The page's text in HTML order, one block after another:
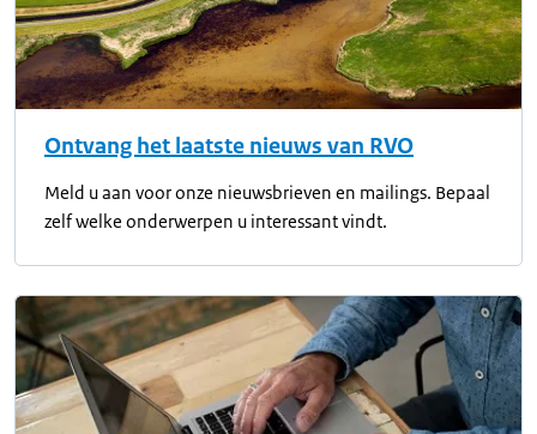
Ontvang het laatste nieuws van RVO
Meld u aan voor onze nieuwsbrieven en mailings. Bepaal
zelf welke onderwerpen u interessant vindt.